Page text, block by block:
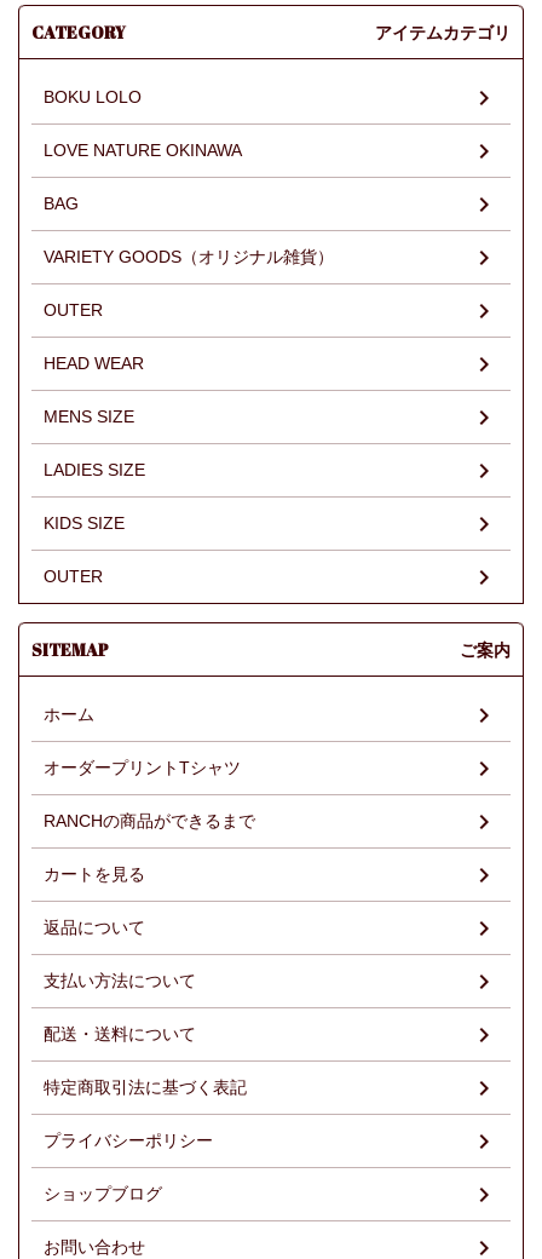
CATEGORY アイテムカテゴリ
BOKU LOLO
LOVE NATURE OKINAWA
BAG
VARIETY GOODS（オリジナル雑貨）
OUTER
HEAD WEAR
MENS SIZE
LADIES SIZE
KIDS SIZE
OUTER
SITEMAP ご案内
ホーム
オーダープリントTシャツ
RANCHの商品ができるまで
カートを見る
返品について
支払い方法について
配送・送料について
特定商取引法に基づく表記
プライバシーポリシー
ショップブログ
お問い合わせ